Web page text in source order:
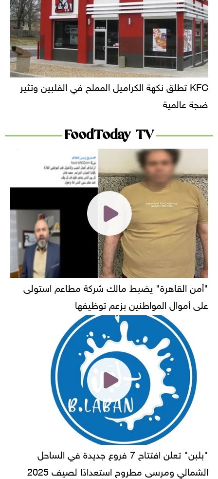
KFC تطلق نكهة الكراميل المملح في الفلبين وتثير
ضجة عالمية
FoodToday TV
"أمن القاهرة" يضبط مالك شركة مطاعم استولى
على أموال المواطنين بزعم توظيفها
"بلبن" تعلن افتتاح 7 فروع جديدة في الساحل
الشمالي ومرسى مطروح استعدادًا لصيف 2025